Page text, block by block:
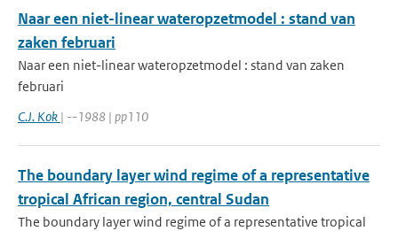
Naar een niet-linear wateropzetmodel : stand van
zaken februari
Naar een niet-linear wateropzetmodel : stand van zaken
februari
C.J. Kok | --1988 | pp110
The boundary layer wind regime of a representative
tropical African region, central Sudan
The boundary layer wind regime of a representative tropical